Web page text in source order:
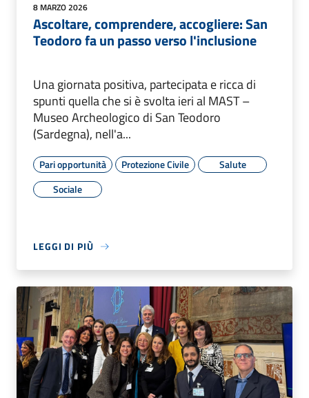
8 MARZO 2026
Ascoltare, comprendere, accogliere: San
Teodoro fa un passo verso l'inclusione
Una giornata positiva, partecipata e ricca di
spunti quella che si è svolta ieri al MAST –
Museo Archeologico di San Teodoro
(Sardegna), nell'a...
Pari opportunità Protezione Civile
Salute
Sociale
LEGGI DI PIÙ